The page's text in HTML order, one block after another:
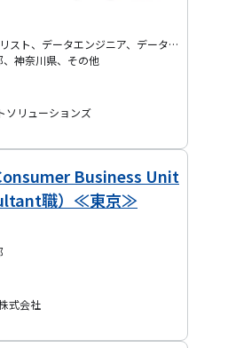
プリセールス、データアナリスト、データエンジニア、データサイエンティスト、バックエンドエンジニア、フロントエンドエンジニア、AI・機械学習エンジニア、BIエンジニア、IoTエンジニア、ITマネジャー、ITコンサルタント、プログラマー(PG)、プロジェクトマネージャー(PM)、システムエンジニア(SE)、インフラ保守運用・監視、半導体エンジニア、機械系エンジニア、組み込みエンジニア、電気・電子系エンジニア、インフラエンジニア、クラウドエンジニア、セキュリティエンジニア、データベースエンジニア、ネットワークエンジニア、フルスタックエンジニア、モバイルアプリエンジニア、BPR・BPOコンサルタント、ERPコンサルタント、ITアーキテクト、PMO、SAPコンサルタント、戦略コンサルタント、テックリード、プロジェクトリーダー(PL)、QAエンジニア、EM、プロダクトマネージャー(PdM)、アジャイルコーチ・スクラムマスター、DevOpsエンジニア、ブリッジSE、SRE、ゲーム開発エンジニア、その他コンサルタント
、神奈川県、その他
ソリューションズ
Business Unit
職）≪東京≫
式会社